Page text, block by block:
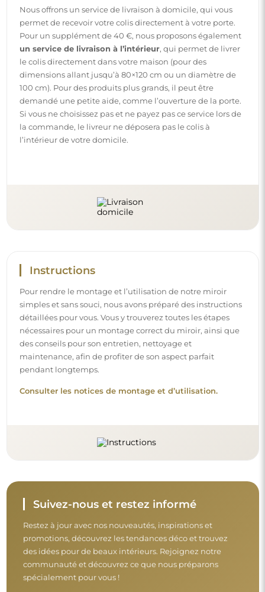
Nous offrons un service de livraison à domicile, qui vous
permet de recevoir votre colis directement à votre porte.
Pour un supplément de 40 €, nous proposons également
un service de livraison à l’intérieur, qui permet de livrer
le colis directement dans votre maison (pour des
dimensions allant jusqu’à 80×120 cm ou un diamètre de
100 cm). Pour des produits plus grands, il peut être
demandé une petite aide, comme l’ouverture de la porte.
Si vous ne choisissez pas et ne payez pas ce service lors de
la commande, le livreur ne déposera pas le colis à
l’intérieur de votre domicile.
Instructions
Pour rendre le montage et l’utilisation de notre miroir
simples et sans souci, nous avons préparé des instructions
détaillées pour vous. Vous y trouverez toutes les étapes
nécessaires pour un montage correct du miroir, ainsi que
des conseils pour son entretien, nettoyage et
maintenance, afin de profiter de son aspect parfait
pendant longtemps.
Consulter les notices de montage et d’utilisation.
Suivez-nous et restez informé
Restez à jour avec nos nouveautés, inspirations et
promotions, découvrez les tendances déco et trouvez
des idées pour de beaux intérieurs. Rejoignez notre
communauté et découvrez ce que nous préparons
spécialement pour vous !